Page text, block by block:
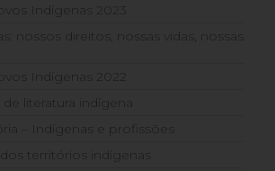
Indígenas 2023
nossos direitos, nossas vidas, nossas
Indígenas 2022
de literatura indígena
– Indígenas e profissões
territórios indígenas